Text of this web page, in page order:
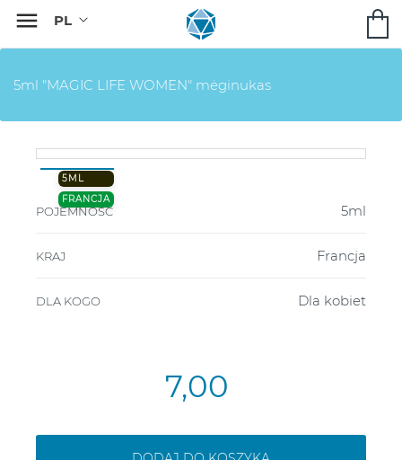

5ml "MAGIC LIFE WOMEN" mėginukas
5ML
FRANCJA
POJEMNOŚĆ 5ml
KRAJ Francja
DLA KOGO Dla kobiet
7,00